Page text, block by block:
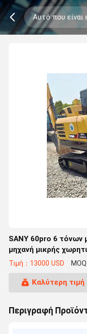
SANY 60pro 6 τόνων
μηχανή μικρής
εξορυκτική μηχανή
Τιμή：13000 USD
Καλύτερη τιμή
Περιγραφή